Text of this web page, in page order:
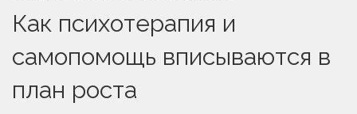
Как психотерапия и
самопомощь вписываются в
план роста